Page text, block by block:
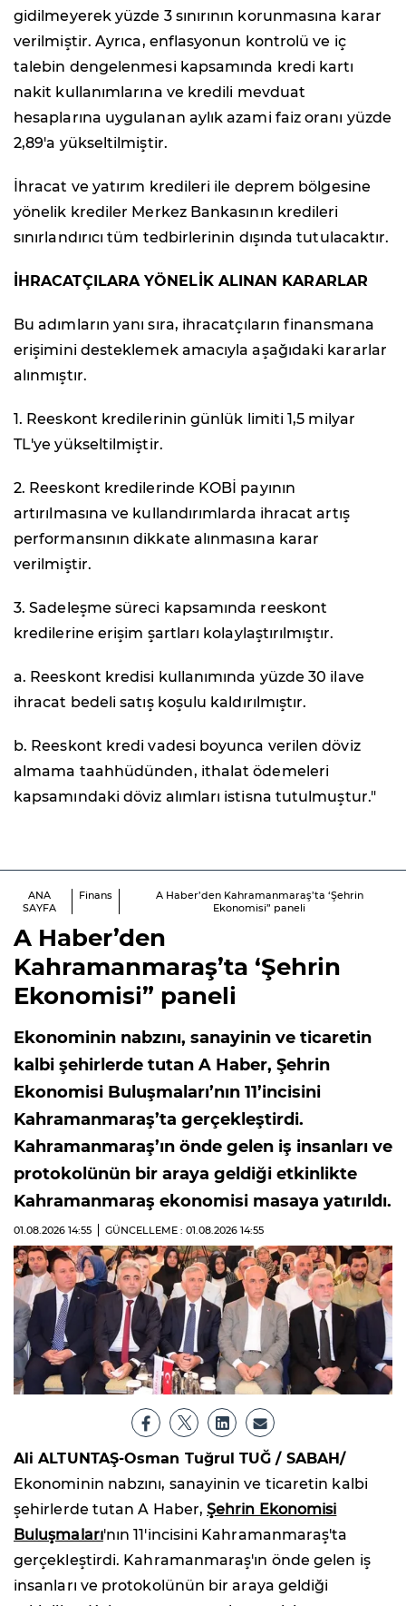
gidilmeyerek yüzde 3 sınırının korunmasına karar
verilmiştir. Ayrıca, enflasyonun kontrolü ve iç
talebin dengelenmesi kapsamında kredi kartı
nakit kullanımlarına ve kredili mevduat
hesaplarına uygulanan aylık azami faiz oranı yüzde
2,89'a yükseltilmiştir.
İhracat ve yatırım kredileri ile deprem bölgesine
yönelik krediler Merkez Bankasının kredileri
sınırlandırıcı tüm tedbirlerinin dışında tutulacaktır.
İHRACATÇILARA YÖNELİK ALINAN KARARLAR
Bu adımların yanı sıra, ihracatçıların finansmana
erişimini desteklemek amacıyla aşağıdaki kararlar
alınmıştır.
1. Reeskont kredilerinin günlük limiti 1,5 milyar
TL'ye yükseltilmiştir.
2. Reeskont kredilerinde KOBİ payının
artırılmasına ve kullandırımlarda ihracat artış
performansının dikkate alınmasına karar
verilmiştir.
3. Sadeleşme süreci kapsamında reeskont
kredilerine erişim şartları kolaylaştırılmıştır.
a. Reeskont kredisi kullanımında yüzde 30 ilave
ihracat bedeli satış koşulu kaldırılmıştır.
b. Reeskont kredi vadesi boyunca verilen döviz
almama taahhüdünden, ithalat ödemeleri
kapsamındaki döviz alımları istisna tutulmuştur."
ANA
SAYFA
Finans
A Haber’den Kahramanmaraş’ta ‘Şehrin
Ekonomisi” paneli
A Haber’den
Kahramanmaraş’ta ‘Şehrin
Ekonomisi” paneli
Ekonominin nabzını, sanayinin ve ticaretin
kalbi şehirlerde tutan A Haber, Şehrin
Ekonomisi Buluşmaları’nın 11’incisini
Kahramanmaraş’ta gerçekleştirdi.
Kahramanmaraş’ın önde gelen iş insanları ve
protokolünün bir araya geldiği etkinlikte
Kahramanmaraş ekonomisi masaya yatırıldı.
01.08.2026 14:55 GÜNCELLEME : 01.08.2026 14:55
Ali ALTUNTAŞ-Osman Tuğrul TUĞ / SABAH/
Ekonominin nabzını, sanayinin ve ticaretin kalbi
şehirlerde tutan A Haber,Şehrin Ekonomisi
Buluşmaları'nın 11'incisini Kahramanmaraş'ta
gerçekleştirdi. Kahramanmaraş'ın önde gelen iş
insanları ve protokolünün bir araya geldiği